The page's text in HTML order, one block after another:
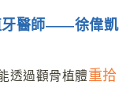
牙醫師——徐偉凱
透過顴骨植體重拾